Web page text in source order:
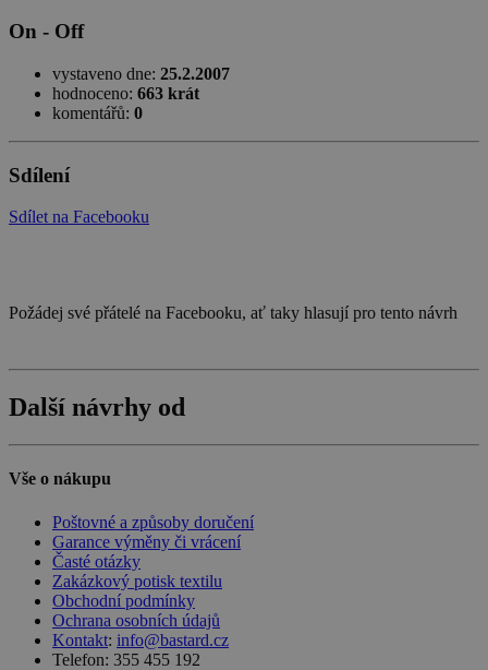
On - Off
vystaveno dne: 25.2.2007
hodnoceno: 663 krát
komentářů: 0
Sdílení
Sdílet na Facebooku
Požádej své přátelé na Facebooku, ať taky hlasují pro tento návrh
Další návrhy od
Vše o nákupu
Poštovné a způsoby doručení
Garance výměny či vrácení
Časté otázky
Zakázkový potisk textilu
Obchodní podmínky
Ochrana osobních údajů
Kontakt: info@bastard.cz
Telefon: 355 455 192